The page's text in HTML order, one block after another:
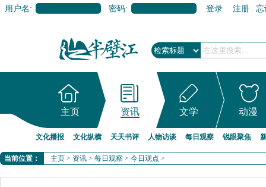
用户名: 密码: 登录 注册 忘
主页 资讯 文学 动漫
文化播报 文化纵横 天天书评 人物访谈 每日观察 锐眼聚焦
当前位置： 主页 > 资讯 > 每日观察 > 今日观点 >